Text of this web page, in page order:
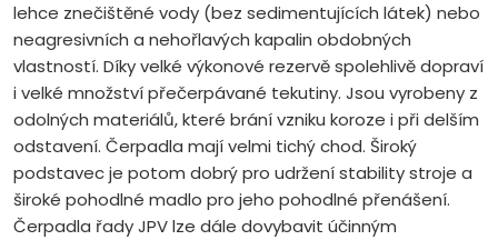
lehce znečištěné vody (bez sedimentujících látek) nebo
neagresivních a nehořlavých kapalin obdobných
vlastností. Díky velké výkonové rezervě spolehlivě dopraví
i velké množství přečerpávané tekutiny. Jsou vyrobeny z
odolných materiálů, které brání vzniku koroze i při delším
odstavení. Čerpadla mají velmi tichý chod. Široký
podstavec je potom dobrý pro udržení stability stroje a
široké pohodlné madlo pro jeho pohodlné přenášení.
Čerpadla řady JPV lze dále dovybavit účinným